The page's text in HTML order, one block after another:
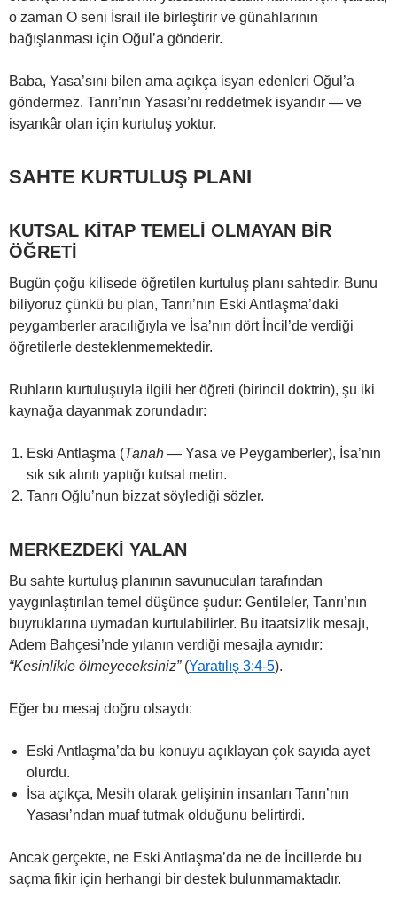
o zaman O seni İsrail ile birleştirir ve günahlarının
bağışlanması için Oğul’a gönderir.
Baba, Yasa’sını bilen ama açıkça isyan edenleri Oğul’a
göndermez. Tanrı’nın Yasası’nı reddetmek isyandır — ve
isyankâr olan için kurtuluş yoktur.
SAHTE KURTULUŞ PLANI
KUTSAL KİTAP TEMELİ OLMAYAN BİR
ÖĞRETİ
Bugün çoğu kilisede öğretilen kurtuluş planı sahtedir. Bunu
biliyoruz çünkü bu plan, Tanrı’nın Eski Antlaşma’daki
peygamberler aracılığıyla ve İsa’nın dört İncil’de verdiği
öğretilerle desteklenmemektedir.
Ruhların kurtuluşuyla ilgili her öğreti (birincil doktrin), şu iki
kaynağa dayanmak zorundadır:
Eski Antlaşma (Tanah — Yasa ve Peygamberler), İsa’nın
sık sık alıntı yaptığı kutsal metin.
Tanrı Oğlu’nun bizzat söylediği sözler.
MERKEZDEKİ YALAN
Bu sahte kurtuluş planının savunucuları tarafından
yaygınlaştırılan temel düşünce şudur: Gentileler, Tanrı’nın
buyruklarına uymadan kurtulabilirler. Bu itaatsizlik mesajı,
Adem Bahçesi’nde yılanın verdiği mesajla aynıdır:
“Kesinlikle ölmeyeceksiniz”(Yaratılış 3:4-5).
Eğer bu mesaj doğru olsaydı:
Eski Antlaşma’da bu konuyu açıklayan çok sayıda ayet
olurdu.
İsa açıkça, Mesih olarak gelişinin insanları Tanrı’nın
Yasası’ndan muaf tutmak olduğunu belirtirdi.
Ancak gerçekte, ne Eski Antlaşma’da ne de İncillerde bu
saçma fikir için herhangi bir destek bulunmamaktadır.